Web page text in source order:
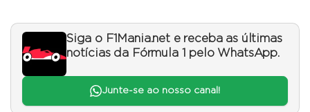
Siga o F1Mania.net e receba as últimas
notícias da Fórmula 1 pelo WhatsApp.
Junte-se ao nosso canal!